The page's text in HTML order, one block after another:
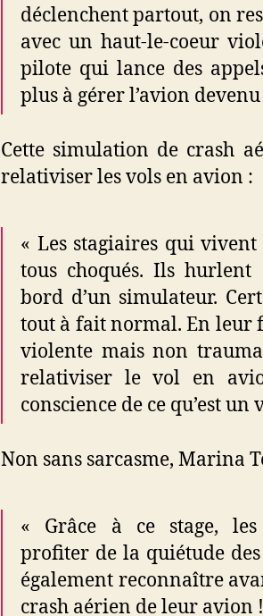
déclenchent partout, on
avec un haut-le-coeur
pilote qui lance des
plus à gérer l’avion
Cette simulation de crash
relativiser les vols en avion :
« Les stagiaires qui
tous choqués. Ils hurlent
bord d’un simulateur.
tout à fait normal. En leur
violente mais non
relativiser le vol en
conscience de ce qu’est
Non sans sarcasme, Marina
« Grâce à ce stage, les
profiter de la quiétude
également reconnaître
crash aérien de leur avion